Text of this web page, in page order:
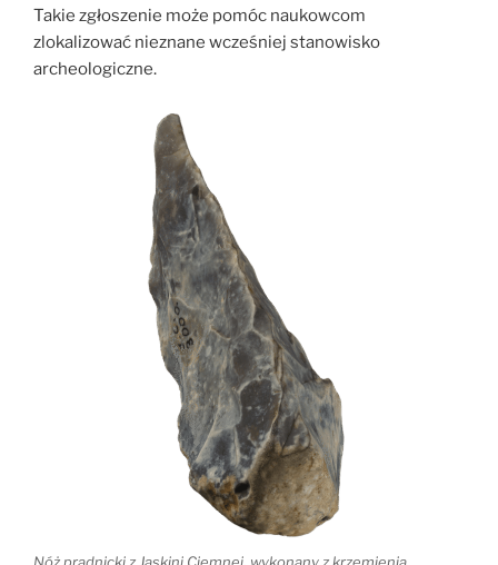
Takie zgłoszenie może pomóc naukowcom
zlokalizować nieznane wcześniej stanowisko
archeologiczne.